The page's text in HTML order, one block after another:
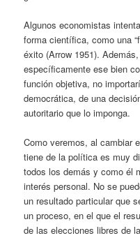
Algunos economistas
forma científica, como una
éxito (Arrow 1951).
específicamente ese bien
función objetiva, no
democrática, de una
autoritario que lo imponga.
Como veremos, al cambiar
tiene de la política es muy
todos los demás y como él
interés personal. No se
un resultado particular que
un proceso, en el que el
de las elecciones libres de